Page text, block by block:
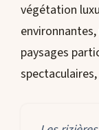
végétation
paysages